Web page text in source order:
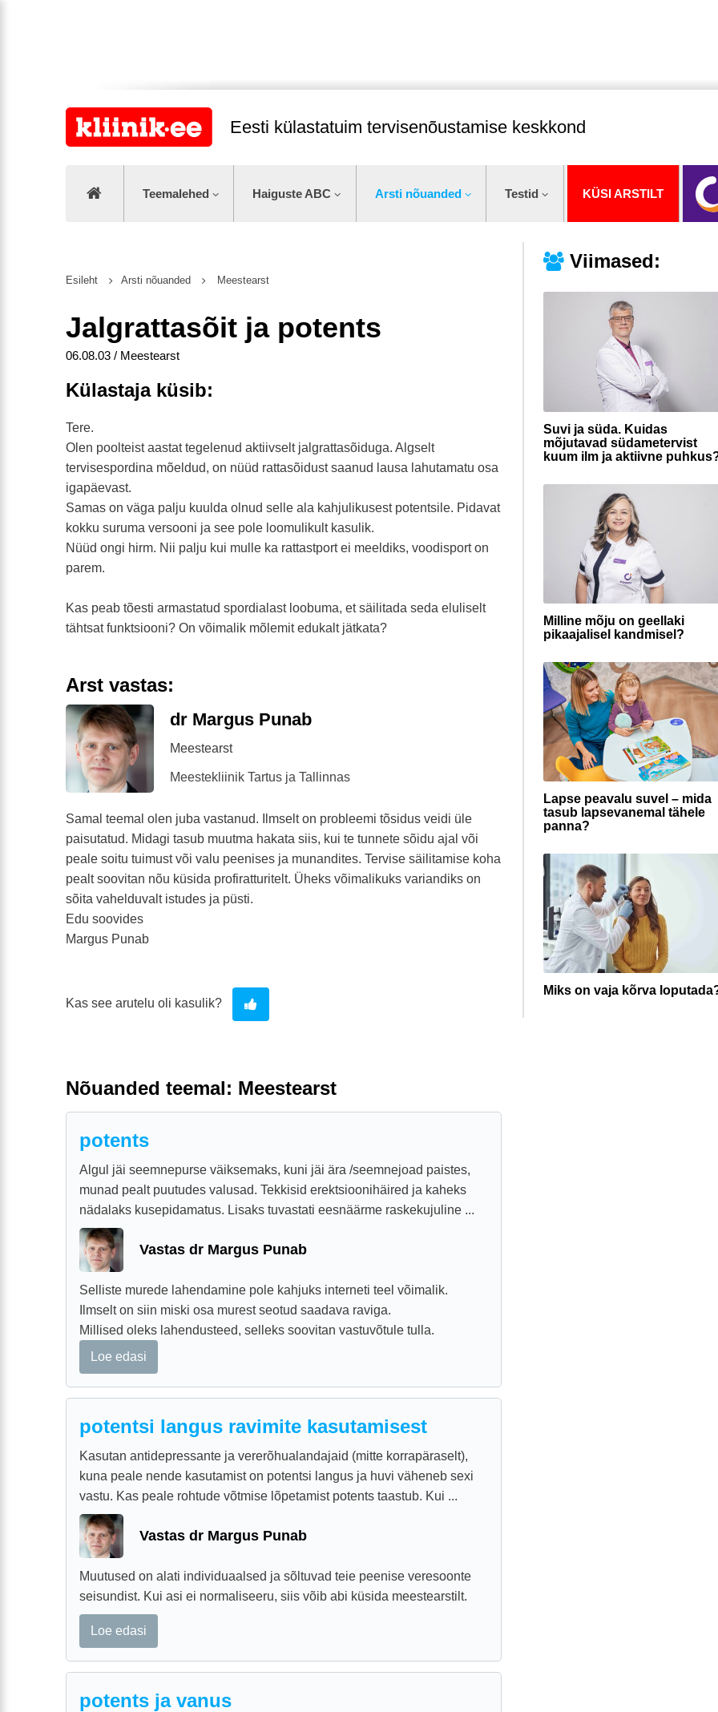
Eesti külastatuim tervisenõustamise keskkond
Teemalehed Haiguste ABC Arsti nõuanded Testid KÜSI ARSTILT
Viimased:
Suvi ja süda. Kuidas
mõjutavad südametervist
kuum ilm ja aktiivne
Milline mõju on geellaki
pikaajalisel kandmisel?
Lapse peavalu suvel – mida
tasub lapsevanemal tähele
panna?
Miks on vaja kõrva
Esileht Arsti nõuanded Meestearst
Jalgrattasõit ja potents
06.08.03 / Meestearst
Külastaja küsib:
Tere.
Olen poolteist aastat tegelenud aktiivselt jalgrattasõiduga. Algselt
tervisespordina mõeldud, on nüüd rattasõidust saanud lausa lahutamatu osa
igapäevast.
Samas on väga palju kuulda olnud selle ala kahjulikusest potentsile. Pidavat
kokku suruma versooni ja see pole loomulikult kasulik.
Nüüd ongi hirm. Nii palju kui mulle ka rattastport ei meeldiks, voodisport on
parem.
Kas peab tõesti armastatud spordialast loobuma, et säilitada seda eluliselt
tähtsat funktsiooni? On võimalik mõlemit edukalt jätkata?
Arst vastas:
dr Margus Punab
Meestearst
Meestekliinik Tartus ja Tallinnas
Samal teemal olen juba vastanud. Ilmselt on probleemi tõsidus veidi üle
paisutatud. Midagi tasub muutma hakata siis, kui te tunnete sõidu ajal või
peale soitu tuimust või valu peenises ja munandites. Tervise säilitamise koha
pealt soovitan nõu küsida profiratturitelt. Üheks võimalikuks variandiks on
sõita vahelduvalt istudes ja püsti.
Edu soovides
Margus Punab
Kas see arutelu oli kasulik?
Nõuanded teemal: Meestearst
potents
Algul jäi seemnepurse väiksemaks, kuni jäi ära /seemnejoad paistes,
munad pealt puutudes valusad. Tekkisid erektsioonihäired ja kaheks
nädalaks kusepidamatus. Lisaks tuvastati eesnäärme raskekujuline ...
Vastas dr Margus Punab
Selliste murede lahendamine pole kahjuks interneti teel võimalik.
Ilmselt on siin miski osa murest seotud saadava raviga.
Millised oleks lahendusteed, selleks soovitan vastuvõtule tulla.
Loe edasi
potentsi langus ravimite kasutamisest
Kasutan antidepressante ja vererõhualandajaid (mitte korrapäraselt),
kuna peale nende kasutamist on potentsi langus ja huvi väheneb sexi
vastu. Kas peale rohtude võtmise lõpetamist potents taastub. Kui ...
Vastas dr Margus Punab
Muutused on alati individuaalsed ja sõltuvad teie peenise veresoonte
seisundist. Kui asi ei normaliseeru, siis võib abi küsida meestearstilt.
Loe edasi
potents ja vanus